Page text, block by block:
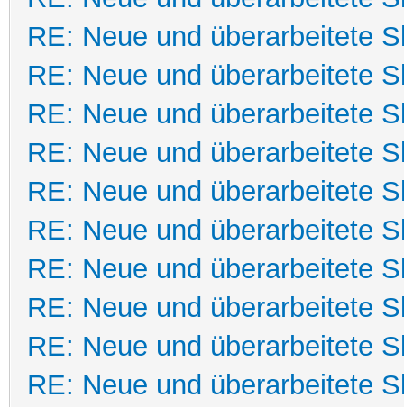
RE: Neue und überarbeitete
RE: Neue und überarbeitete
RE: Neue und überarbeitete
RE: Neue und überarbeitete
RE: Neue und überarbeitete
RE: Neue und überarbeitete
RE: Neue und überarbeitete
RE: Neue und überarbeitete
RE: Neue und überarbeitete
RE: Neue und überarbeitete